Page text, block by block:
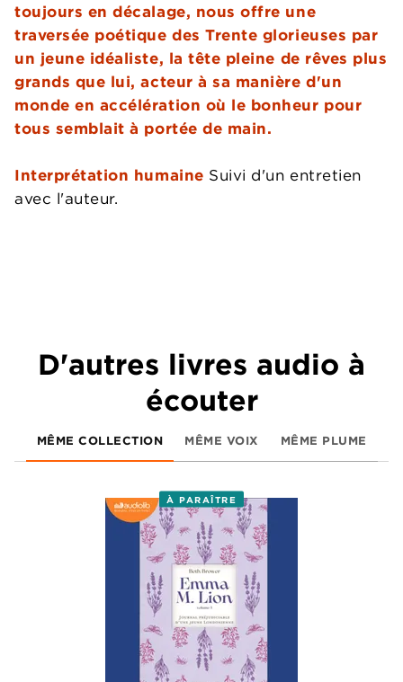
toujours en décalage, nous offre une
traversée poétique des Trente glorieuses par
un jeune idéaliste, la tête pleine de rêves plus
grands que lui, acteur à sa manière d'un
monde en accélération où le bonheur pour
tous semblait à portée de main.
Interprétation humaine Suivi d'un entretien
avec l'auteur.
D'autres livres audio à
écouter
MÊME COLLECTION MÊME VOIX MÊME PLUME
À PARAÎTRE